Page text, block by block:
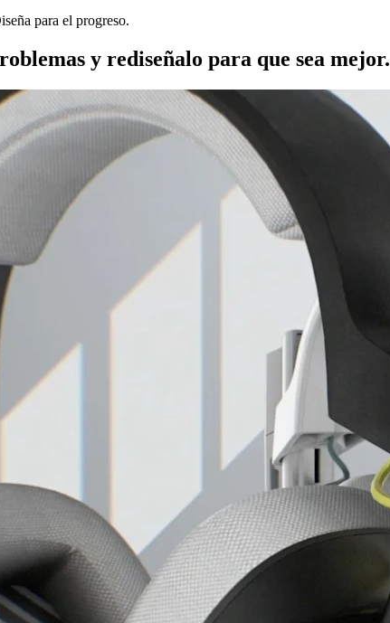
para el progreso.
y rediseñalo para que sea mejor.